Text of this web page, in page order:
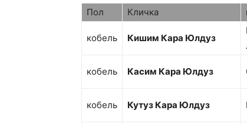
Пол Кличка
кобель Кишим Кара Юлдуз
кобель Касим Кара Юлдуз
кобель Кутуз Кара Юлдуз